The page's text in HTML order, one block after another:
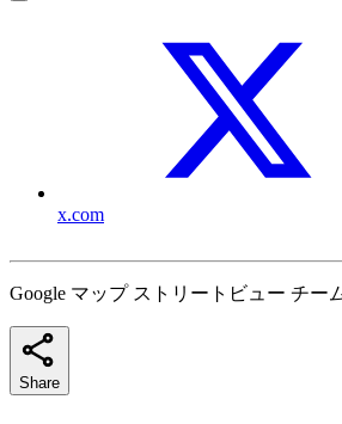
x.com
Google マップ ストリートビュー チー
Share